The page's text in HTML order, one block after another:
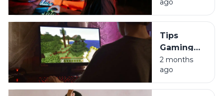
Tanpa
Harus Jadi
Algoritma
ago
Tips
Gaming
Sehat:
Jaga
Durabilitas
2 months
ago